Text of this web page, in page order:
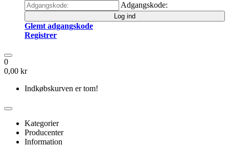
Adgangskode:
Log ind
Glemt adgangskode
Registrer
0
0,00 kr
Indkøbskurven er tom!
Kategorier
Producenter
Information